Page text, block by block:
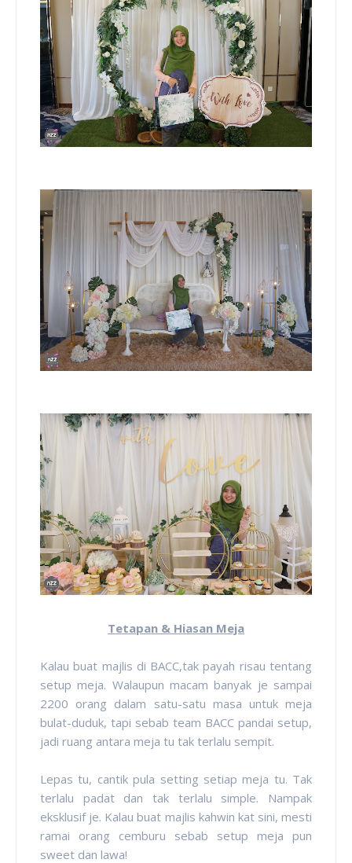
Tetapan & Hiasan Meja
Kalau buat majlis di BACC,tak payah risau tentang
setup meja. Walaupun macam banyak je sampai
2200 orang dalam satu-satu masa untuk meja
bulat-duduk, tapi sebab team BACC pandai setup,
jadi ruang antara meja tu tak terlalu sempit.
Lepas tu, cantik pula setting setiap meja tu. Tak
terlalu padat dan tak terlalu simple. Nampak
eksklusif je. Kalau buat majlis kahwin kat sini, mesti
ramai orang cemburu sebab setup meja pun
sweet dan lawa!